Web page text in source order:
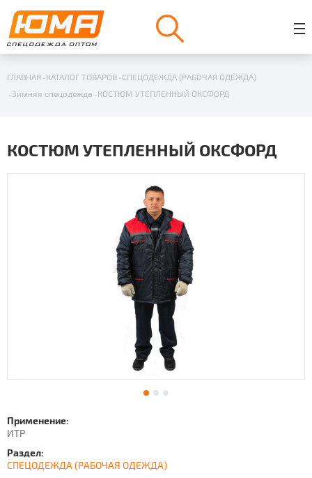
ГЛАВНАЯ КАТАЛОГ ТОВАРОВ СПЕЦОДЕЖДА (РАБОЧАЯ ОДЕЖДА)
Зимняя спецодежда
КОСТЮМ УТЕПЛЕННЫЙ ОКСФОРД
КОСТЮМ УТЕПЛЕННЫЙ ОКСФОРД
Применение:
ИТР
Раздел:
СПЕЦОДЕЖДА (РАБОЧАЯ ОДЕЖДА)